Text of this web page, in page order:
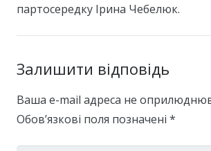
партосередку Ірина Чебелюк.
Залишити відповідь
Ваша e-mail адреса не
Обов’язкові поля позначені *